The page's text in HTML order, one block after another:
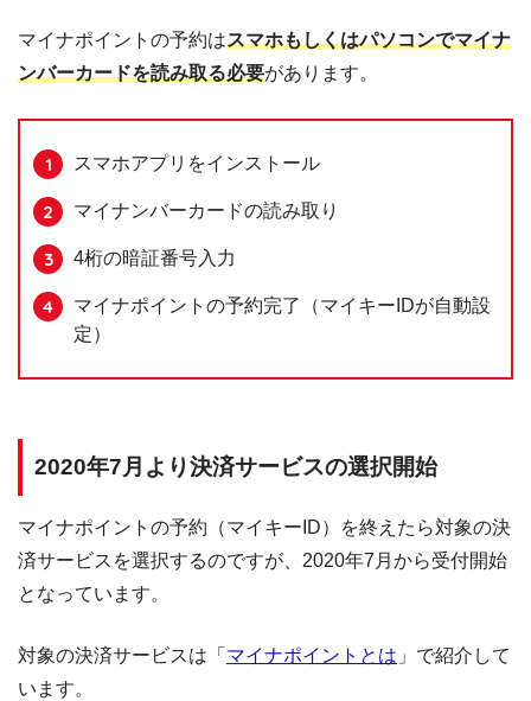
マイナポイントの予約はスマホもしくはパソコンでマイナ
ンバーカードを読み取る必要があります。
スマホアプリをインストール
マイナンバーカードの読み取り
4桁の暗証番号入力
マイナポイントの予約完了（マイキーIDが自動設
定）
2020年7月より決済サービスの選択開始
マイナポイントの予約（マイキーID）を終えたら対象の決
済サービスを選択するのですが、2020年7月から受付開始
となっています。
対象の決済サービスは「 マイナポイントとは 」で紹介して
います。